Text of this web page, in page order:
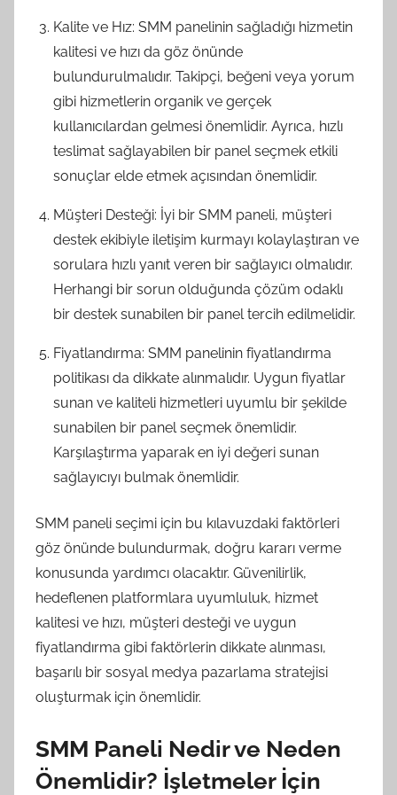
Kalite ve Hız: SMM panelinin sağladığı hizmetin
kalitesi ve hızı da göz önünde
bulundurulmalıdır. Takipçi, beğeni veya yorum
gibi hizmetlerin organik ve gerçek
kullanıcılardan gelmesi önemlidir. Ayrıca, hızlı
teslimat sağlayabilen bir panel seçmek etkili
sonuçlar elde etmek açısından önemlidir.
Müşteri Desteği: İyi bir SMM paneli, müşteri
destek ekibiyle iletişim kurmayı kolaylaştıran ve
sorulara hızlı yanıt veren bir sağlayıcı olmalıdır.
Herhangi bir sorun olduğunda çözüm odaklı
bir destek sunabilen bir panel tercih edilmelidir.
Fiyatlandırma: SMM panelinin fiyatlandırma
politikası da dikkate alınmalıdır. Uygun fiyatlar
sunan ve kaliteli hizmetleri uyumlu bir şekilde
sunabilen bir panel seçmek önemlidir.
Karşılaştırma yaparak en iyi değeri sunan
sağlayıcıyı bulmak önemlidir.
SMM paneli seçimi için bu kılavuzdaki faktörleri
göz önünde bulundurmak, doğru kararı verme
konusunda yardımcı olacaktır. Güvenilirlik,
hedeflenen platformlara uyumluluk, hizmet
kalitesi ve hızı, müşteri desteği ve uygun
fiyatlandırma gibi faktörlerin dikkate alınması,
başarılı bir sosyal medya pazarlama stratejisi
oluşturmak için önemlidir.
SMM Paneli Nedir ve Neden
Önemlidir? İşletmeler İçin